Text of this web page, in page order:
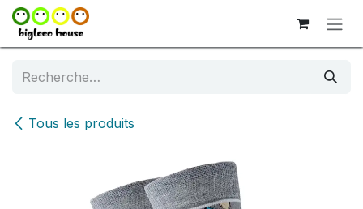
Se rendre au contenu
Tous les produits